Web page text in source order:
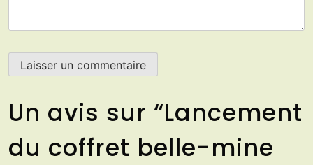
Un avis sur “Lancement
du coffret belle-mine